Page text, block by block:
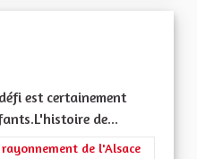
est certainement
de...
: La Culture, l'Education et
de l'Alsace